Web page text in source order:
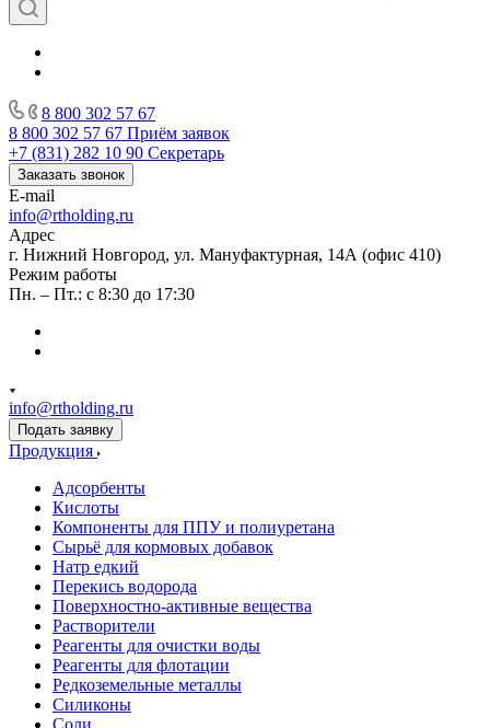
8 800 302 57 67
8 800 302 57 67 Приём заявок
+7 (831) 282 10 90 Секретарь
Заказать звонок
E-mail
info@rtholding.ru
Адрес
г. Нижний Новгород, ул. Мануфактурная, 14А (офис 410)
Режим работы
Пн. – Пт.: с 8:30 до 17:30
info@rtholding.ru
Подать заявку
Продукция
Адсорбенты
Кислоты
Компоненты для ППУ и полиуретана
Сырьё для кормовых добавок
Натр едкий
Перекись водорода
Поверхностно-активные вещества
Растворители
Реагенты для очистки воды
Реагенты для флотации
Редкоземельные металлы
Силиконы
Соли